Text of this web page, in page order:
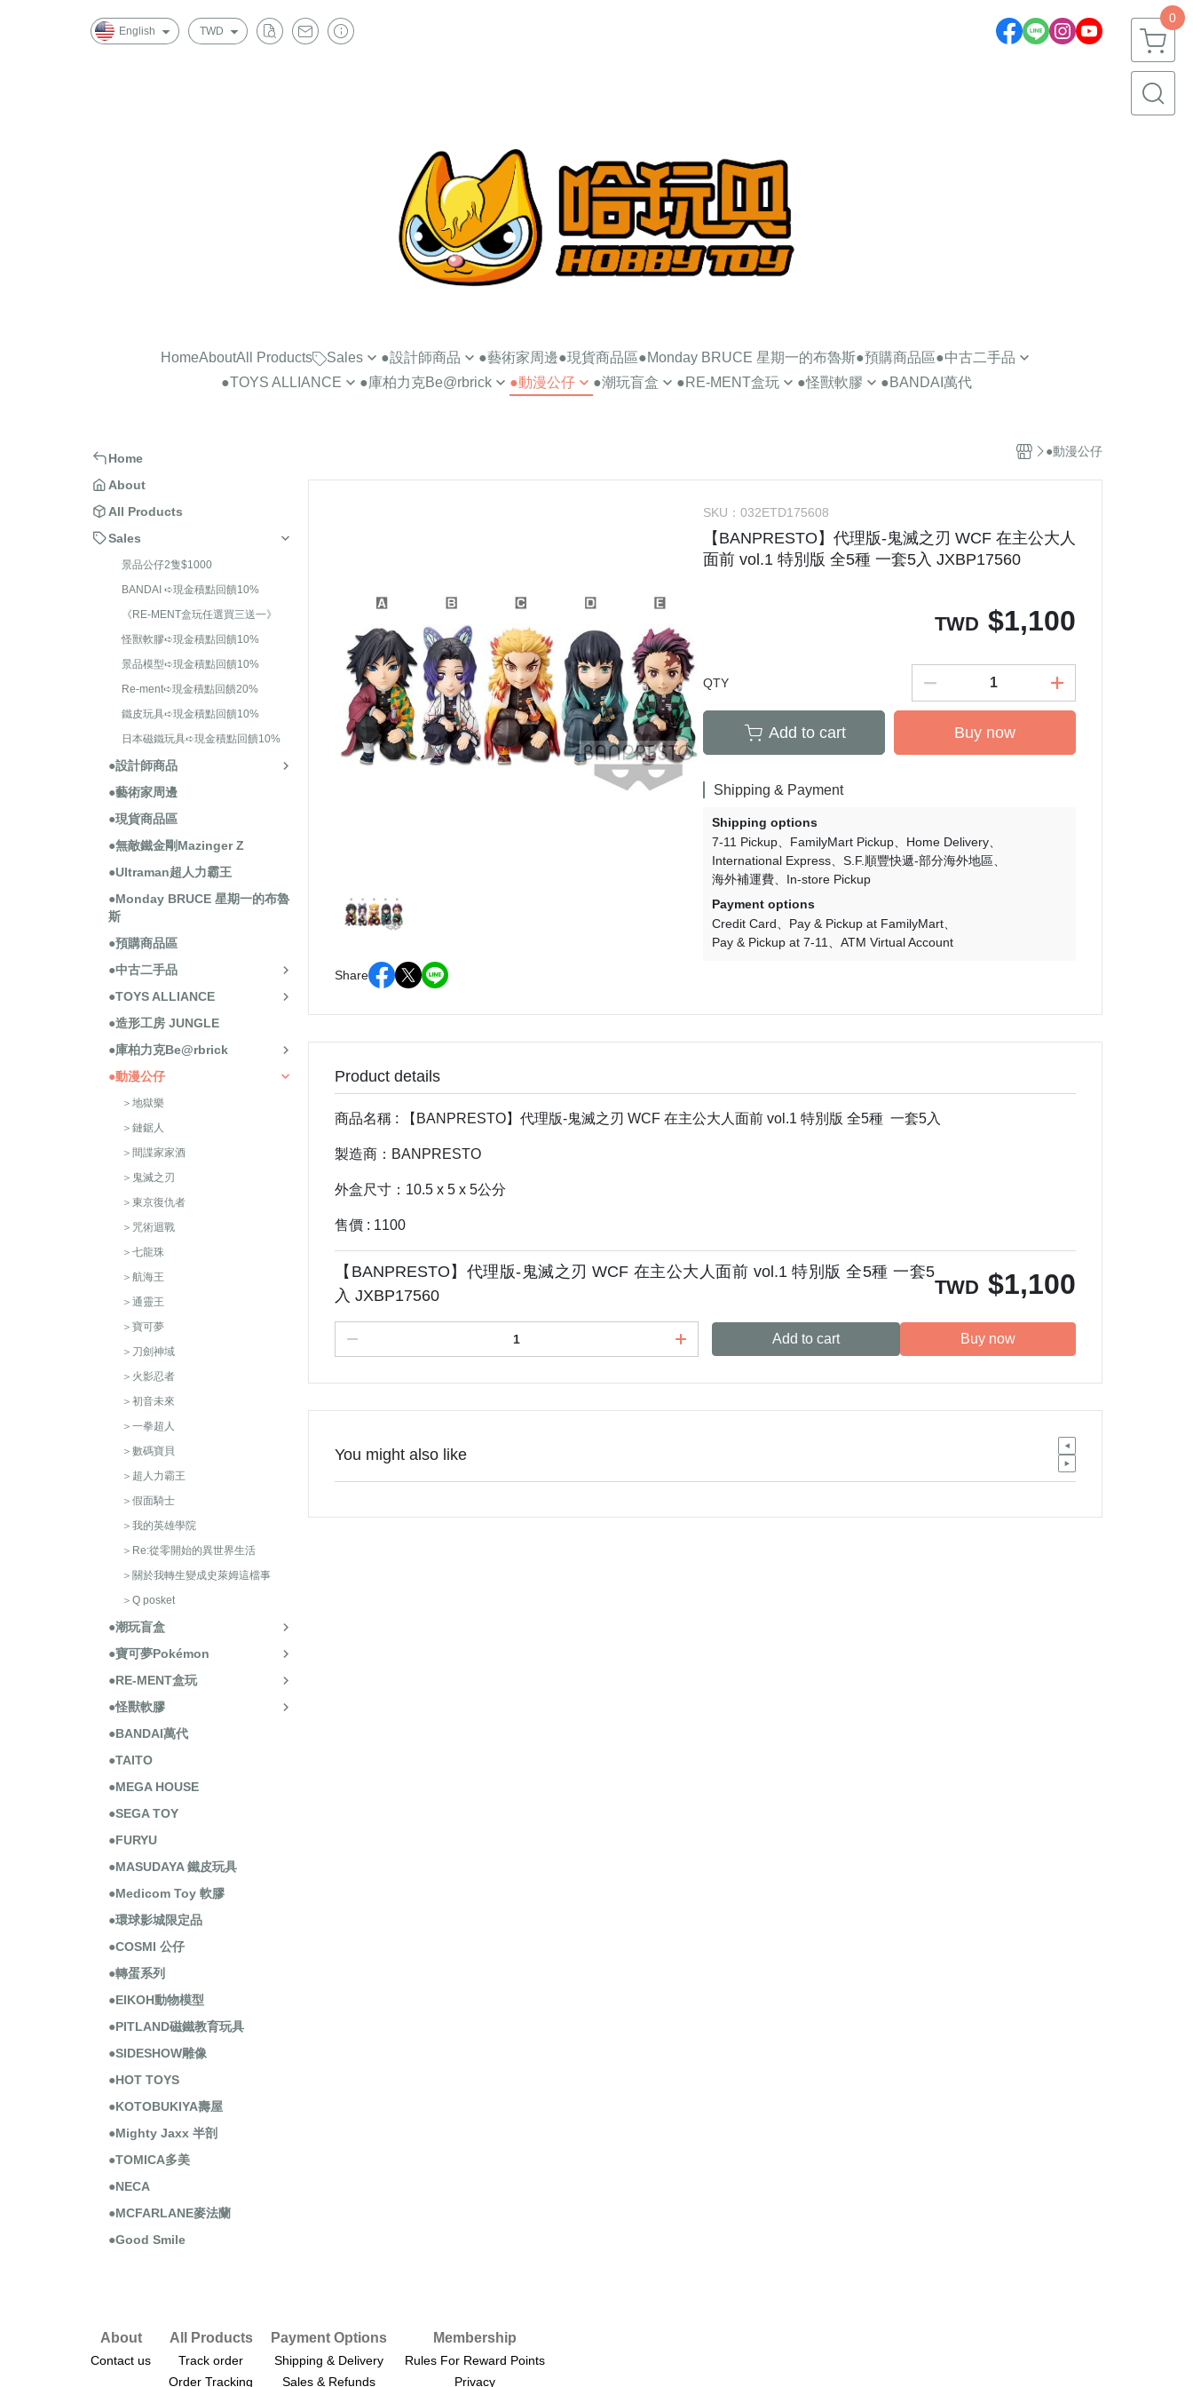
English TWD
0
HomeAboutAll Products Sales
景品模型➪現金積點回饋10%
鐵皮玩具➪現金積點回饋10%
日本磁鐵玩具➪現金積點回饋
10%
●設計師商品 ●藝術家周邊●現貨商品區●Monday BRUCE 星期一的布魯斯●預購商品區●中古二手品
機器人系列
英雄系列
●TOYS ALLIANCE ●庫柏力克Be@rbrick
＞BE@RBRICK 1000%
●動漫公仔
＞間諜家家酒
＞七龍珠
＞航海王
＞通靈王
＞寶可夢
＞刀劍神域
＞火影忍者
●潮玩盲盒
＞ 朝隈俊男
＞寶可夢Pokemon
＞Montomi
●RE-MENT盒玩
＞史奴比SNOOPY
＞寶可夢Pokémon
＞星之卡比
＞哈姆太郎
＞名偵探 柯南
＞懶懶熊 拉拉熊
＞正能量企鵝
＞蠟筆小新
＞三麗鷗Sanrio
＞嚕嚕米MOOMIN
＞其他系列
●怪獸軟膠
＞超人力霸王
●BANDAI萬代
Home
About
All Products
Sales
景品公仔2隻$1000
BANDAI ➪現金積點回饋10%
《RE-MENT盒玩任選買三送一》
怪獸軟膠➪現金積點回饋10%
景品模型➪現金積點回饋10%
Re-ment➪現金積點回饋20%
鐵皮玩具➪現金積點回饋10%
日本磁鐵玩具➪現金積點回饋10%
●設計師商品
●藝術家周邊
●現貨商品區
●無敵鐵金剛Mazinger Z
●Ultraman超人力霸王
●Monday BRUCE 星期一的布魯
斯
●預購商品區
●中古二手品
●TOYS ALLIANCE
●造形工房 JUNGLE
●庫柏力克Be@rbrick
●動漫公仔
＞地獄樂
＞鏈鋸人
＞間諜家家酒
＞鬼滅之刃
＞東京復仇者
＞咒術迴戰
＞七龍珠
＞航海王
＞通靈王
＞寶可夢
＞刀劍神域
＞火影忍者
＞初音未來
＞一拳超人
＞數碼寶貝
＞超人力霸王
＞假面騎士
＞我的英雄學院
＞Re:從零開始的異世界生活
＞關於我轉生變成史萊姆這檔事
＞Q posket
●潮玩盲盒
●寶可夢Pokémon
●RE-MENT盒玩
●怪獸軟膠
●BANDAI萬代
●TAITO
●MEGA HOUSE
●SEGA TOY
●FURYU
●MASUDAYA 鐵皮玩具
●Medicom Toy 軟膠
●環球影城限定品
●COSMI 公仔
●轉蛋系列
●EIKOH動物模型
●PITLAND磁鐵教育玩具
●SIDESHOW雕像
●HOT TOYS
●KOTOBUKIYA壽屋
●Mighty Jaxx 半剖
●TOMICA多美
●NECA
●MCFARLANE麥法蘭
●Good Smile
●動漫公仔
Share
SKU：032ETD175608
【BANPRESTO】代理版-鬼滅之刃 WCF 在主公大人
面前 vol.1 特別版 全5種 一套5入 JXBP17560
TWD $1,100
QTY
Add to cart Buy now
Shipping & Payment
Shipping options
7-11 Pickup
FamilyMart Pickup
Home Delivery
International Express
S.F.順豐快遞-部分海外地區
海外補運費
In-store Pickup
Payment options
Credit Card
Pay & Pickup at FamilyMart
Pay & Pickup at 7-11
ATM Virtual Account
Product details
商品名稱 : 【BANPRESTO】代理版-鬼滅之刃 WCF 在主公大人面前 vol.1 特別版 全5種 一套5入
製造商：BANPRESTO
外盒尺寸：10.5 x 5 x 5公分
售價 : 1100
【BANPRESTO】代理版-鬼滅之刃 WCF 在主公大人面前 vol.1 特別版 全5種 一套5
入 JXBP17560
TWD $1,100
Add to cart Buy now
You might also like
About
Contact us
All Products
Track order
Order Tracking
Payment Options
Shipping & Delivery
Sales & Refunds
Membership
Rules For Reward Points
Privacy